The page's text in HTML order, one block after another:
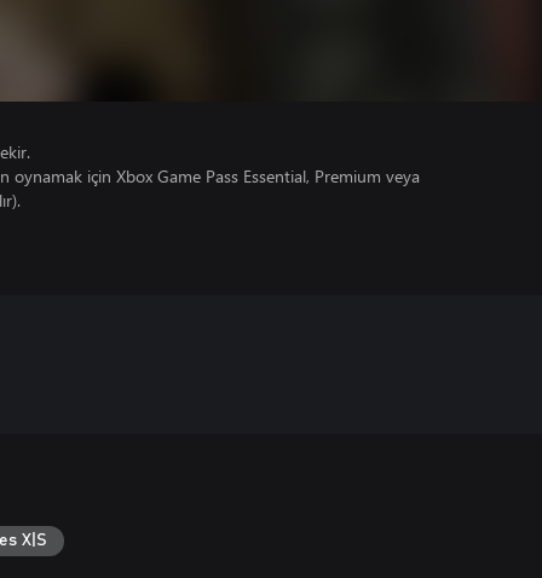
için Xbox Game Pass Essential, Premium veya
X|S